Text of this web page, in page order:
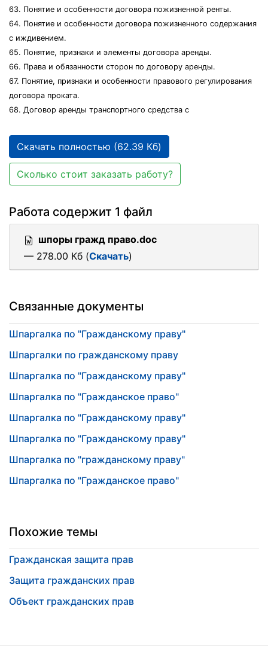
63. Понятие и особенности договора пожизненной ренты.
64. Понятие и особенности договора пожизненного содержания
с иждивением.
65. Понятие, признаки и элементы договора аренды.
66. Права и обязанности сторон по договору аренды.
67. Понятие, признаки и особенности правового регулирования
договора проката.
68. Договор аренды транспортного средства с
Скачать полностью (62.39 Кб)
Сколько стоит заказать работу?
Работа содержит 1 файл
шпоры гражд право.doc
— 278.00 Кб (Скачать)
Связанные документы
Шпаргалка по "Гражданскому праву"
Шпаргалки по гражданскому праву
Шпаргалка по "Гражданскому праву"
Шпаргалка по "Гражданское право"
Шпаргалка по "Гражданскому праву"
Шпаргалка по "Гражданскому праву"
Шпаргалка по "гражданскому праву"
Шпаргалка по "Гражданское право"
Похожие темы
Гражданская защита прав
Защита гражданских прав
Объект гражданских прав